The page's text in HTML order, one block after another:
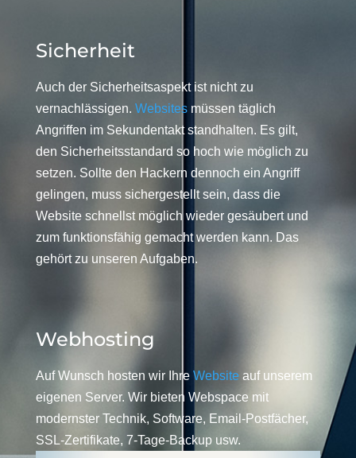
Sicherheit
Auch der Sicherheitsaspekt ist nicht zu
vernachlässigen. Websitesmüssen täglich
Angriffen im Sekundentakt standhalten. Es gilt,
den Sicherheitsstandard so hoch wie möglich zu
setzen. Sollte den Hackern dennoch ein Angriff
gelingen, muss sichergestellt sein, dass die
Website schnellst möglich wieder gesäubert und
zum funktionsfähig gemacht werden kann. Das
gehört zu unseren Aufgaben.
Webhosting
Auf Wunsch hosten wir Ihre Website auf unserem
eigenen Server. Wir bieten Webspace mit
modernster Technik, Software, Email-Postfächer,
SSL-Zertifikate, 7-Tage-Backup usw.